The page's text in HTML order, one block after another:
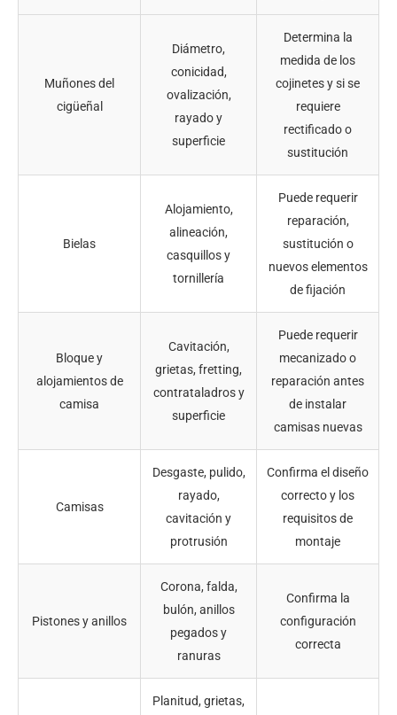
Muñones del
cigüeñal
Diámetro,
conicidad,
ovalización,
rayado y
superficie
Determina la
medida de los
cojinetes y si se
requiere
rectificado o
sustitución
Bielas
Alojamiento,
alineación,
casquillos y
tornillería
Puede requerir
reparación,
sustitución o
nuevos elementos
de fijación
Bloque y
alojamientos de
camisa
Cavitación,
grietas, fretting,
contrataladros y
superficie
Puede requerir
mecanizado o
reparación antes
de instalar
camisas nuevas
Camisas
Desgaste, pulido,
rayado,
cavitación y
protrusión
Confirma el diseño
correcto y los
requisitos de
montaje
Pistones y anillos
Corona, falda,
bulón, anillos
pegados y
ranuras
Confirma la
configuración
correcta
Planitud, grietas,